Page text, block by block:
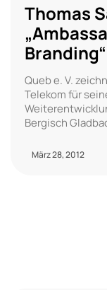
Thomas
Branding“
Queb e. V.
Telekom für
Bergisch
März 28, 2012